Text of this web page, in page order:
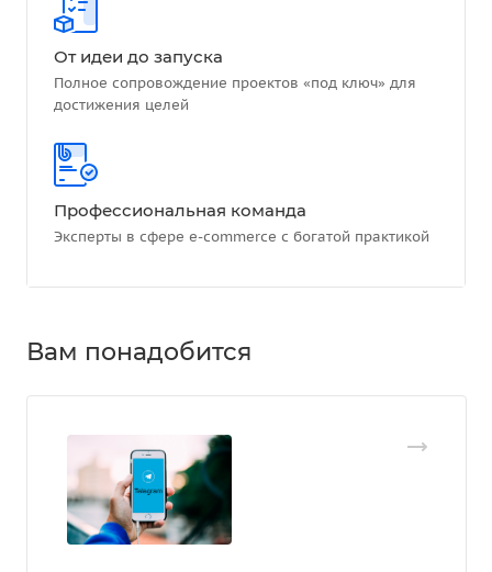
От идеи до запуска
Полное сопровождение проектов «под ключ» для
достижения целей
Профессиональная команда
Эксперты в сфере e-commerce с богатой практикой
Вам понадобится